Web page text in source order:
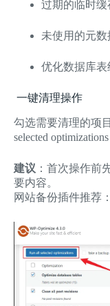
过期的临时缓
未使用的元数
优化数据库表
一键清理操作
勾选需要清理的项
selected
建议 ：首次操作前
要内容。
网站备份插件推荐：